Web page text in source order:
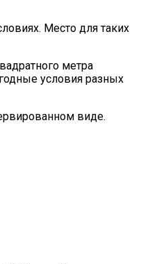
Место для таких
метра
условия разных
виде.